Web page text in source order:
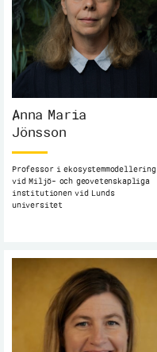
Anna Maria
Jönsson
Professor i ekosystemmodellering
vid Miljö- och geovetenskapliga
institutionen vid Lunds
universitet